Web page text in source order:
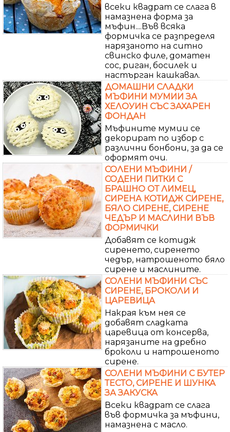
всеки квадрат се слага в
намазнена форма за
мъфин....Във всяка
формичка се разпределя
нарязаното на ситно
свинско филе, доматен
сос, риган, босилек и
настърган кашкавал.
ДОМАШНИ СЛАДКИ
МЪФИНИ МУМИИ ЗА
ХЕЛОУИН СЪС ЗАХАРЕН
ФОНДАН
Мъфините мумии се
декорират по избор с
различни бонбони, за да се
оформят очи.
СОЛЕНИ МЪФИНИ /
СОДЕНИ ПИТКИ С
БРАШНО ОТ ЛИМЕЦ,
СИРЕНА КОТИДЖ СИРЕНЕ,
БЯЛО СИРЕНЕ, СИРЕНЕ
ЧЕДЪР И МАСЛИНИ ВЪВ
ФОРМИЧКИ
Добавят се котидж
сиренето, сиренето
чедър, натрошеното бяло
сирене и маслините.
СОЛЕНИ МЪФИНИ СЪС
СИРЕНЕ, БРОКОЛИ И
ЦАРЕВИЦА
Накрая към нея се
добавят сладката
царевица от консерва,
нарязаните на дребно
броколи и натрошеното
сирене.
СОЛЕНИ МЪФИНИ С БУТЕР
ТЕСТО, СИРЕНЕ И ШУНКА
ЗА ЗАКУСКА
Всеки квадрат се слага
във формичка за мъфини,
намазнена с масло.